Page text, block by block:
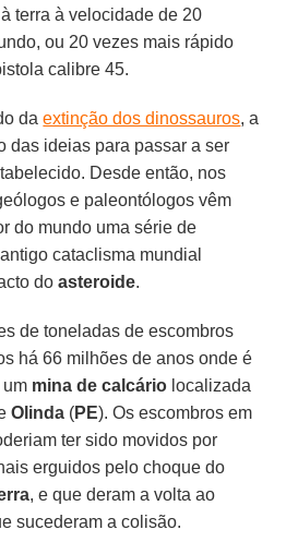
terra à velocidade de 20
ou 20 vezes mais rápido
calibre 45.
daextinção dos dinossauros, a
das ideias para passar a ser
Desde então, nos
e paleontólogos vêm
do mundo uma série de
cataclisma mundial
doasteroide.
de toneladas de escombros
há 66 milhões de anos onde é
um mina de calcário localizada
Olinda (PE). Os escombros em
ter sido movidos por
erguidos pelo choque do
, e que deram a volta ao
sucederam a colisão.